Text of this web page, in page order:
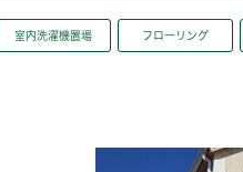
室内洗濯機置場 フローリング